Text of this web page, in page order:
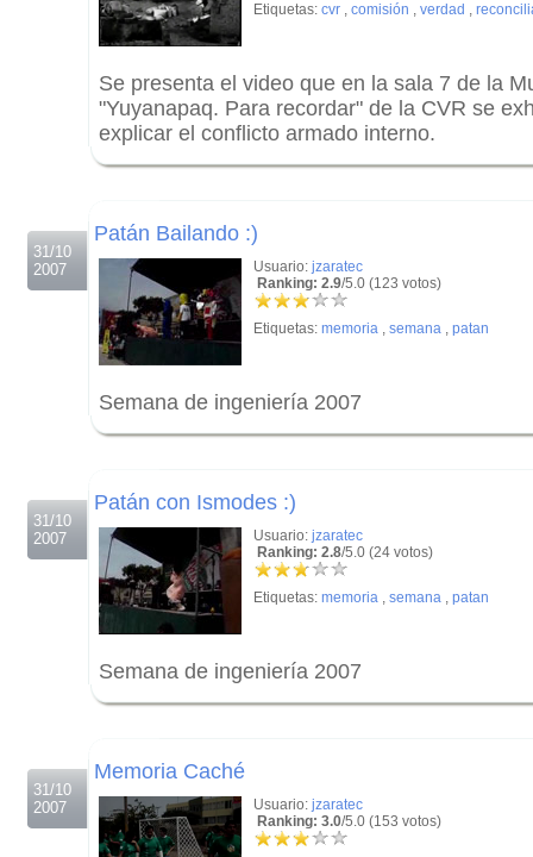
Etiquetas: cvr , comisión , verdad ,
Se presenta el video que en la sala 7 de la
"Yuyanapaq. Para recordar" de la CVR se
explicar el conflicto armado interno.
31/10
2007
Patán Bailando :)
Usuario: jzaratec
Ranking: 2.9/5.0 (123 votos)
Etiquetas: memoria , semana , patan
Semana de ingeniería 2007
31/10
2007
Patán con Ismodes :)
Usuario: jzaratec
Ranking: 2.8/5.0 (24 votos)
Etiquetas: memoria , semana , patan
Semana de ingeniería 2007
31/10
2007
Memoria Caché
Usuario: jzaratec
Ranking: 3.0/5.0 (153 votos)